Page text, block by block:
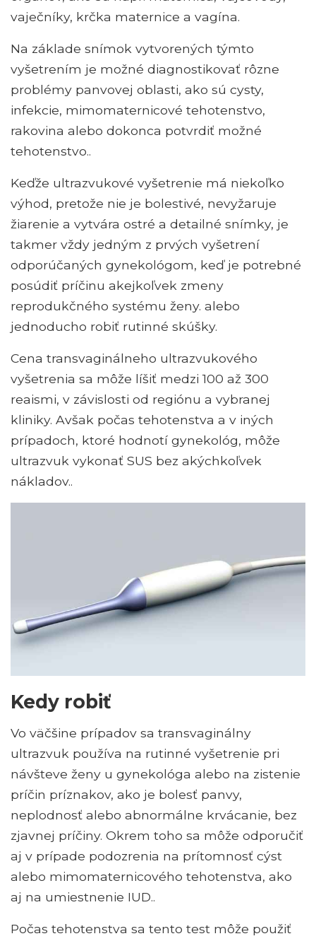
vaječníky, krčka maternice a vagína.
Na základe snímok vytvorených týmto
vyšetrením je možné diagnostikovať rôzne
problémy panvovej oblasti, ako sú cysty,
infekcie, mimomaternicové tehotenstvo,
rakovina alebo dokonca potvrdiť možné
tehotenstvo..
Keďže ultrazvukové vyšetrenie má niekoľko
výhod, pretože nie je bolestivé, nevyžaruje
žiarenie a vytvára ostré a detailné snímky, je
takmer vždy jedným z prvých vyšetrení
odporúčaných gynekológom, keď je potrebné
posúdiť príčinu akejkoľvek zmeny
reprodukčného systému ženy. alebo
jednoducho robiť rutinné skúšky.
Cena transvaginálneho ultrazvukového
vyšetrenia sa môže líšiť medzi 100 až 300
reaismi, v závislosti od regiónu a vybranej
kliniky. Avšak počas tehotenstva a v iných
prípadoch, ktoré hodnotí gynekológ, môže
ultrazvuk vykonať SUS bez akýchkoľvek
nákladov..
Kedy robiť
Vo väčšine prípadov sa transvaginálny
ultrazvuk používa na rutinné vyšetrenie pri
návšteve ženy u gynekológa alebo na zistenie
príčin príznakov, ako je bolesť panvy,
neplodnosť alebo abnormálne krvácanie, bez
zjavnej príčiny. Okrem toho sa môže odporučiť
aj v prípade podozrenia na prítomnosť cýst
alebo mimomaternicového tehotenstva, ako
aj na umiestnenie IUD..
Počas tehotenstva sa tento test môže použiť